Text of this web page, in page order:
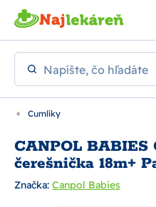
Preskočiť na hlavný obsah
Napíšte, čo hľadáte
Cumlíky
CANPOL
čerešnička 18m+
Značka: Canpol Babies